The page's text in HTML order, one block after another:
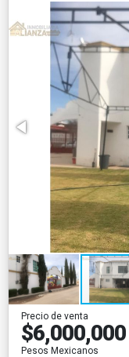
Precio de venta
$6,000,000
Pesos Mexicanos